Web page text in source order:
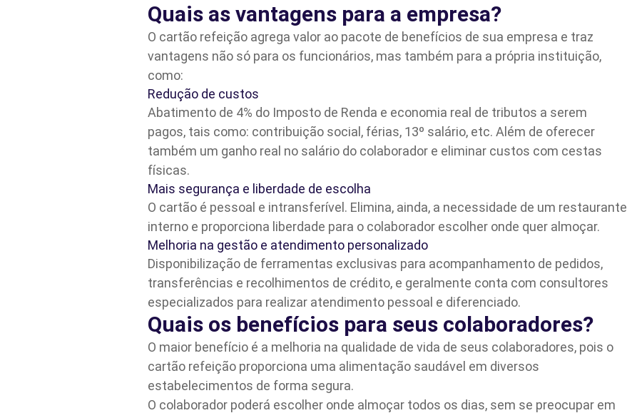
Quais as vantagens para a empresa?
O cartão refeição agrega valor ao pacote de benefícios de sua empresa e traz
vantagens não só para os funcionários, mas também para a própria instituição,
como:
Redução de custos
Abatimento de 4% do Imposto de Renda e economia real de tributos a serem
pagos, tais como: contribuição social, férias, 13º salário, etc. Além de oferecer
também um ganho real no salário do colaborador e eliminar custos com cestas
físicas.
Mais segurança e liberdade de escolha
O cartão é pessoal e intransferível. Elimina, ainda, a necessidade de um restaurante
interno e proporciona liberdade para o colaborador escolher onde quer almoçar.
Melhoria na gestão e atendimento personalizado
Disponibilização de ferramentas exclusivas para acompanhamento de pedidos,
transferências e recolhimentos de crédito, e geralmente conta com consultores
especializados para realizar atendimento pessoal e diferenciado.
Quais os benefícios para seus colaboradores?
O maior benefício é a melhoria na qualidade de vida de seus colaboradores, pois o
cartão refeição proporciona uma alimentação saudável em diversos
estabelecimentos de forma segura.
O colaborador poderá escolher onde almoçar todos os dias, sem se preocupar em